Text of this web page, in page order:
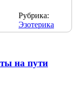
Рубрика:
Эзотерика
на пути